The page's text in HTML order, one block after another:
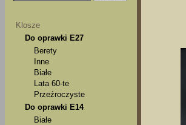
Klosze
Do oprawki E27
Berety
Inne
Białe
Lata 60-te
Przeźroczyste
Do oprawki E14
Białe